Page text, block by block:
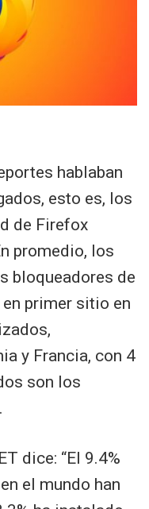
hablaban
esto es, los
de Firefox
promedio, los
bloqueadores de
primer sitio en
y Francia, con 4
son los
dice: “El 9.4%
el mundo han